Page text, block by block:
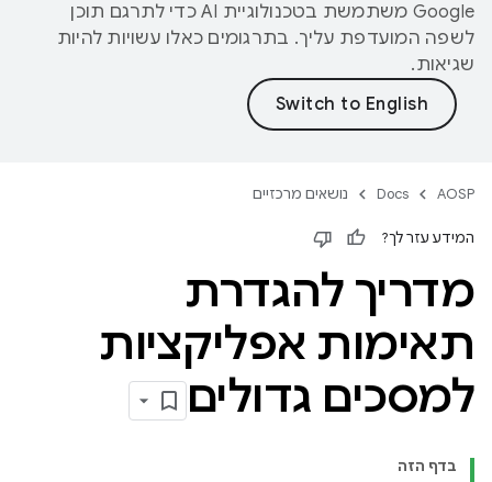
‫Google משתמשת בטכנולוגיית AI כדי לתרגם תוכן
לשפה המועדפת עליך. בתרגומים כאלו עשויות להיות
שגיאות.
AOSP
Docs נושאים מרכזיים
המידע עזר לך?
מדריך להגדרת
תאימות אפליקציות
למסכים גדולים
בדף הזה